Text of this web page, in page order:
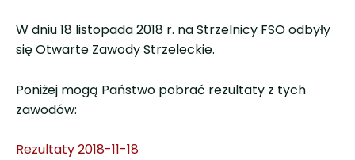
W dniu 18 listopada 2018 r. na Strzelnicy FSO odbyły
się Otwarte Zawody Strzeleckie.
Poniżej mogą Państwo pobrać rezultaty z tych
zawodów:
Rezultaty 2018-11-18